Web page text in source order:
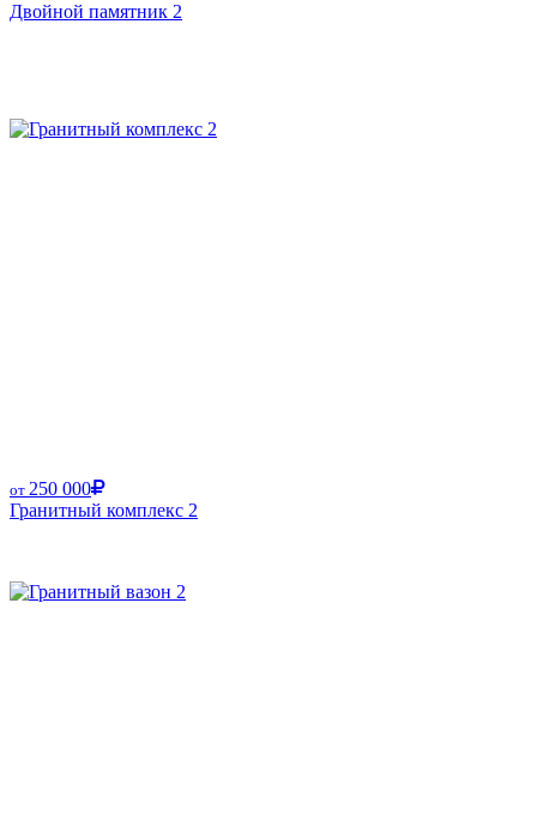
Двойной памятник 2
от 250 000
Гранитный комплекс 2